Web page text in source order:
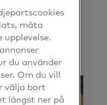
mäta
du använder
Om du vill
välja bort
längst ner på